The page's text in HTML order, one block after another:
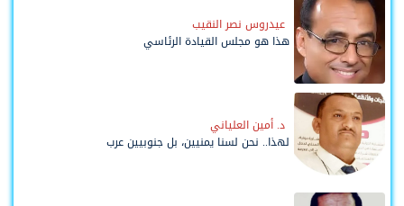
عيدروس نصر النقيب
هذا هو مجلس القيادة الرئاسي
د. أمين العلياني
لهذا.. نحن لسنا يمنيين، بل جنوبيين عرب